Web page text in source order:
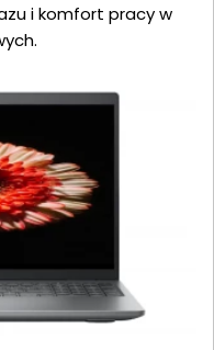
i komfort pracy w